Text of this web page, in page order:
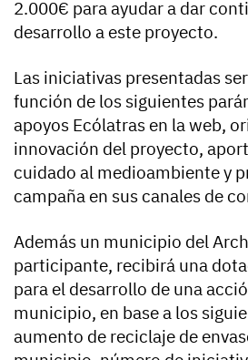
2.000€ para ayudar a dar
desarrollo a este proyecto.
Las iniciativas presentadas
función de los siguientes
apoyos Ecólatras en la web,
innovación del proyecto,
cuidado al medioambiente y
campaña en sus canales de
Además un municipio del
participante, recibirá una
para el desarrollo de una
municipio, en base a los
aumento de reciclaje de